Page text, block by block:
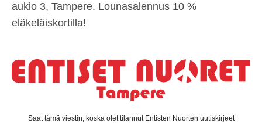
aukio 3, Tampere. Lounasalennus 10 %
eläkeläiskortilla!
Saat tämä viestin, koska olet tilannut Entisten Nuorten uutiskirjeet